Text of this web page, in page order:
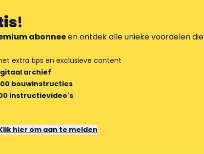
!
abonneeen ontdek alle unieke voordelen die
extra tips en exclusieve content
archief
bouwinstructies
instructievideo's
hier om aan te melden